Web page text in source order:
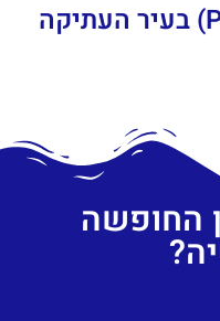
שער פלוצ׳ה (Ploce gate) בעיר העתיקה
החופשה